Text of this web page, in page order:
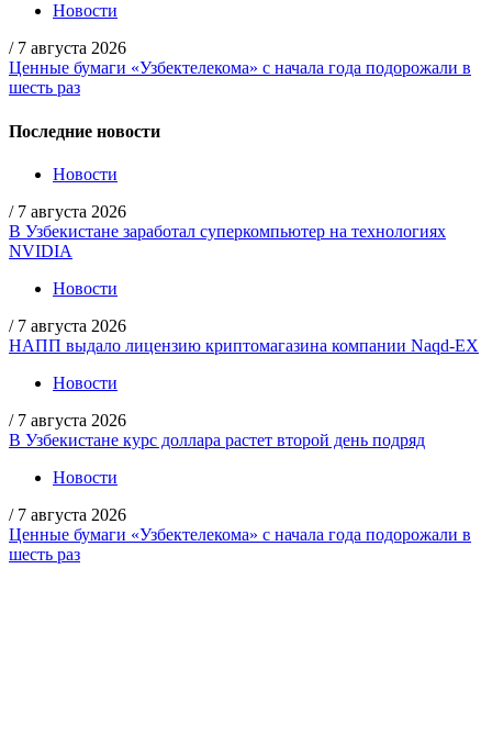
Новости
/ 7 августа 2026
Ценные бумаги «Узбектелекома» с начала года подорожали в
шесть раз
Последние новости
Новости
/ 7 августа 2026
В Узбекистане заработал суперкомпьютер на технологиях
NVIDIA
Новости
/ 7 августа 2026
НАПП выдало лицензию криптомагазина компании Naqd-EX
Новости
/ 7 августа 2026
В Узбекистане курс доллара растет второй день подряд
Новости
/ 7 августа 2026
Ценные бумаги «Узбектелекома» с начала года подорожали в
шесть раз